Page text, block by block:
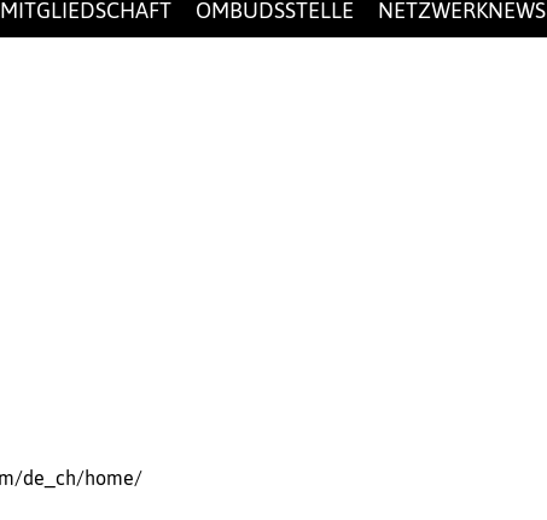
MITGLIEDSCHAFT OMBUDSSTELLE NETZWERKNEWS
de_ch/home/